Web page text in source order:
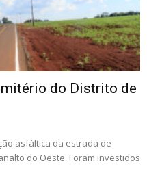
do Distrito de
asfáltica da estrada de
do Oeste. Foram investidos